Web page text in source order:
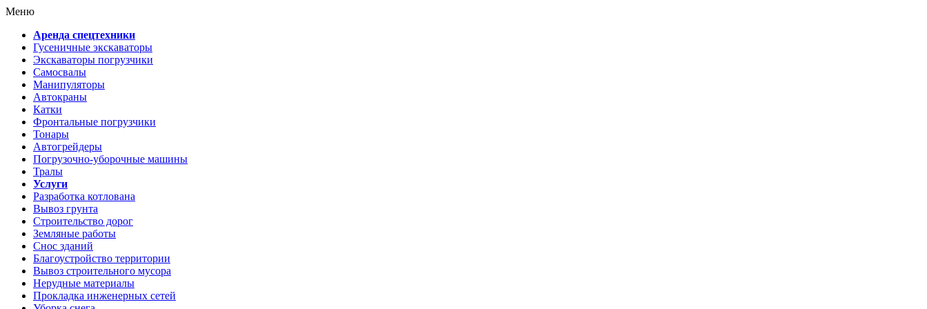
Меню
Аренда спецтехники
Гусеничные экскаваторы
Экскаваторы погрузчики
Самосвалы
Манипуляторы
Автокраны
Катки
Фронтальные погрузчики
Тонары
Автогрейдеры
Погрузочно-уборочные машины
Тралы
Услуги
Разработка котлована
Вывоз грунта
Строительство дорог
Земляные работы
Снос зданий
Благоустройство территории
Вывоз строительного мусора
Нерудные материалы
Прокладка инженерных сетей